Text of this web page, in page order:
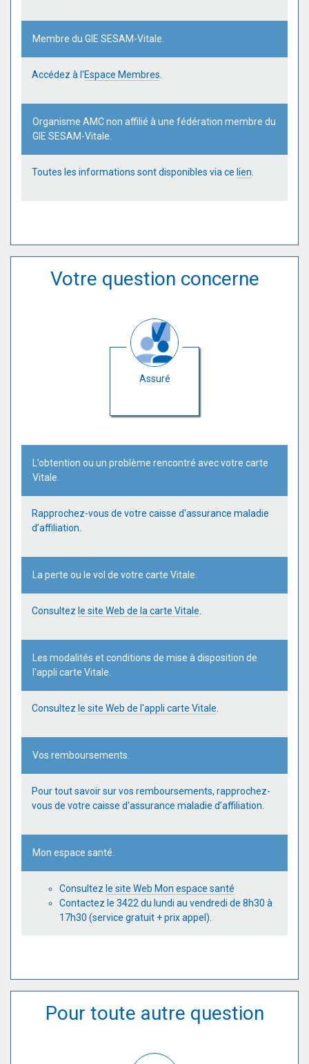
Membre du GIE SESAM-Vitale.
Accédez à l'Espace Membres.
Organisme AMC non affilié à une fédération membre du
GIE SESAM-Vitale.
Toutes les informations sont disponibles via ce lien.
Votre question concerne
Assuré
L’obtention ou un problème rencontré avec votre carte
Vitale.
Rapprochez-vous de votre caisse d'assurance maladie
d’affiliation.
La perte ou le vol de votre carte Vitale.
Consultez le site Web de la carte Vitale.
Les modalités et conditions de mise à disposition de
l'appli carte Vitale.
Consultez le site Web de l'appli carte Vitale.
Vos remboursements.
Pour tout savoir sur vos remboursements, rapprochez-
vous de votre caisse d'assurance maladie d’affiliation.
Mon espace santé.
Consultez le site Web Mon espace santé
Contactez le 3422 du lundi au vendredi de 8h30 à
17h30 (service gratuit + prix appel).
Pour toute autre question